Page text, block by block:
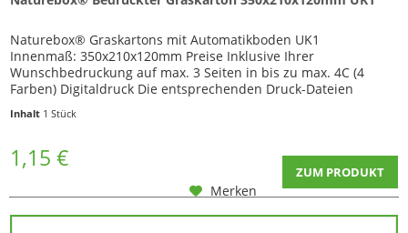
Naturebox® Graskartons mit Automatikboden UK1
Innenmaß: 350x210x120mm Preise Inklusive Ihrer
Wunschbedruckung auf max. 3 Seiten in bis zu max. 4C (4
Farben) Digitaldruck Die entsprechenden Druck-Dateien
Inhalt 1 Stück
1,15 € ZUM PRODUKT
Merken